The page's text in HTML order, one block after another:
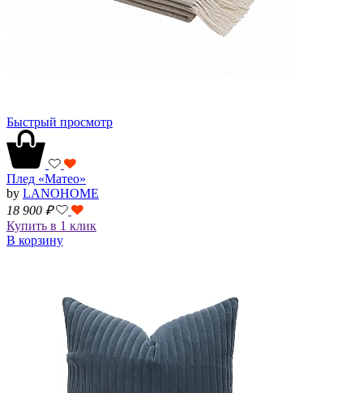
Быстрый просмотр
Плед «Матео»
by LANOHOME
18 900 ₽
Купить в 1 клик
В корзину